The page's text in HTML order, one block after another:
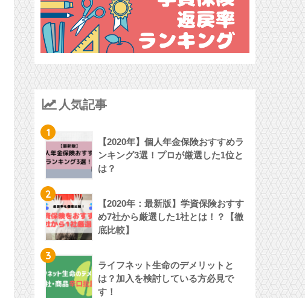
人気記事
1
【2020年】個人年金保険おすすめラ
ンキング3選！プロが厳選した1位と
は？
2
【2020年：最新版】学資保険おすす
め7社から厳選した1社とは！？【徹
底比較】
3
ライフネット生命のデメリットと
は？加入を検討している方必見で
す！